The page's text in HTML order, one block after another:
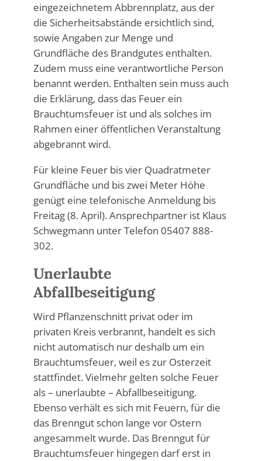
eingezeichnetem Abbrennplatz, aus der
die Sicherheitsabstände ersichtlich sind,
sowie Angaben zur Menge und
Grundfläche des Brandgutes enthalten.
Zudem muss eine verantwortliche Person
benannt werden. Enthalten sein muss auch
die Erklärung, dass das Feuer ein
Brauchtumsfeuer ist und als solches im
Rahmen einer öffentlichen Veranstaltung
abgebrannt wird.
Für kleine Feuer bis vier Quadratmeter
Grundfläche und bis zwei Meter Höhe
genügt eine telefonische Anmeldung bis
Freitag (8. April). Ansprechpartner ist Klaus
Schwegmann unter Telefon 05407 888-
302.
Unerlaubte
Abfallbeseitigung
Wird Pflanzenschnitt privat oder im
privaten Kreis verbrannt, handelt es sich
nicht automatisch nur deshalb um ein
Brauchtumsfeuer, weil es zur Osterzeit
stattfindet. Vielmehr gelten solche Feuer
als – unerlaubte – Abfallbeseitigung.
Ebenso verhält es sich mit Feuern, für die
das Brenngut schon lange vor Ostern
angesammelt wurde. Das Brenngut für
Brauchtumsfeuer hingegen darf erst in